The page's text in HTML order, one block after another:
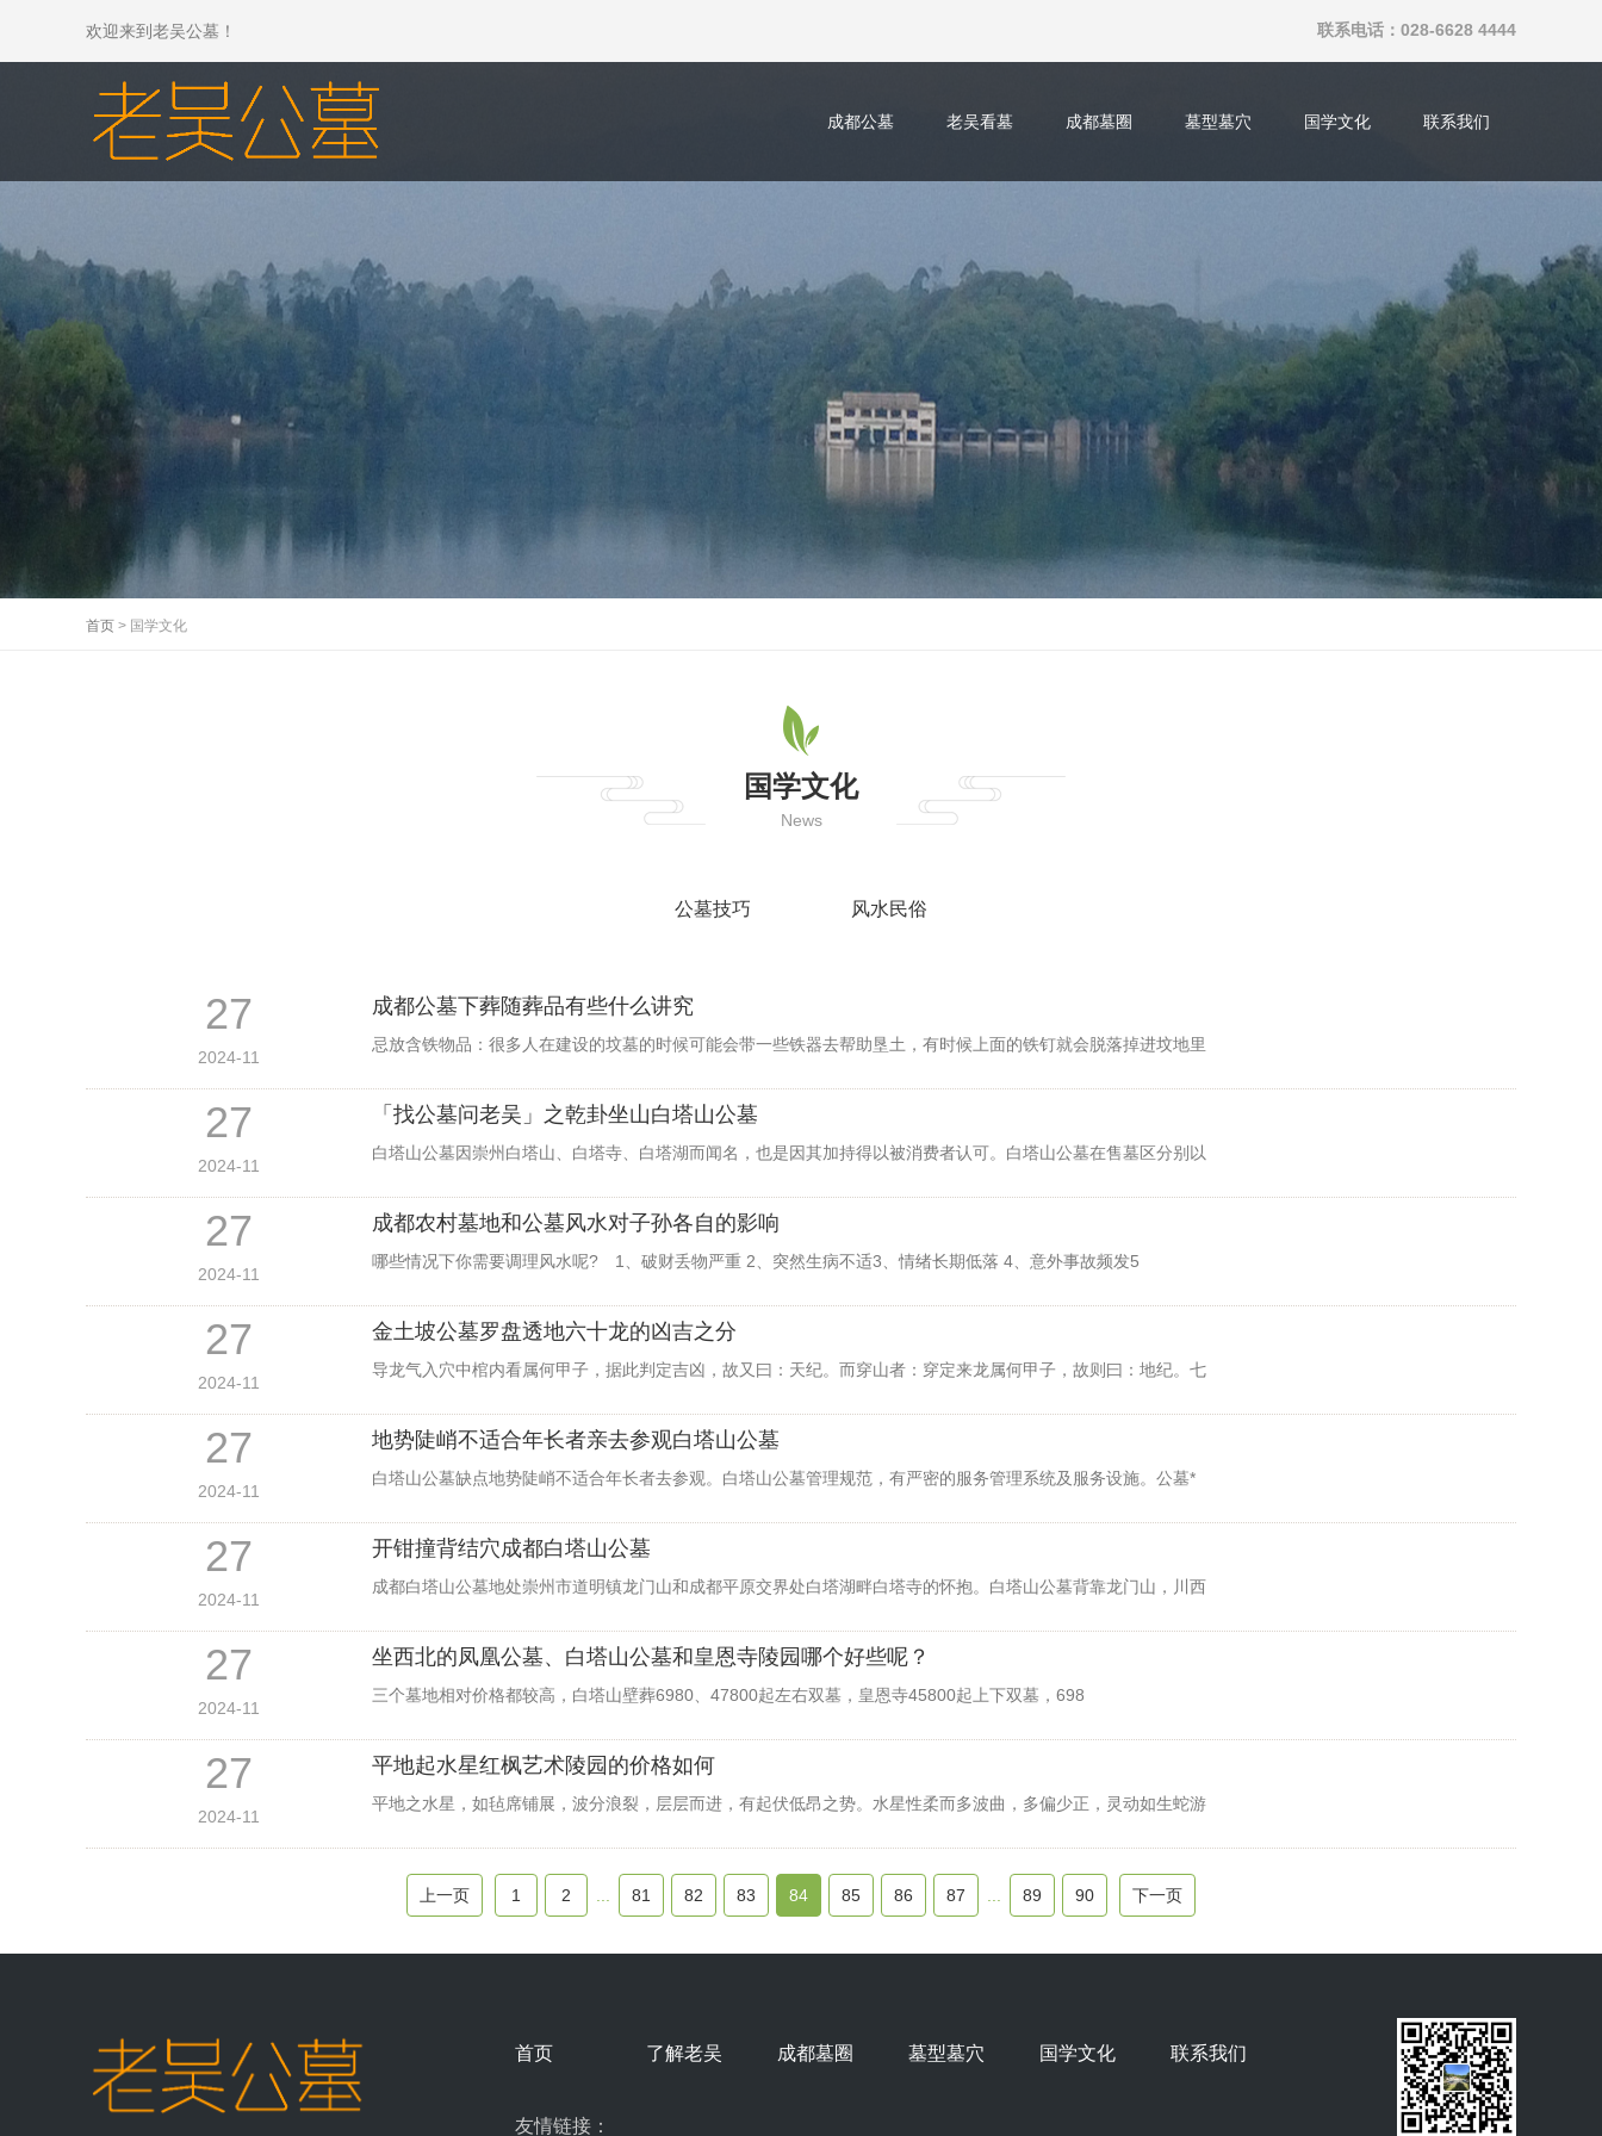
欢迎来到老吴公墓！ 联系电话：028-6628 4444
成都公墓 老吴看墓 成都墓圈 墓型墓穴 国学文化 联系我们
首页 > 国学文化
国学文化
News
公墓技巧 风水民俗
27
2024-11
成都公墓下葬随葬品有些什么讲究
忌放含铁物品：很多人在建设的坟墓的时候可能会带一些铁器去帮助垦土，有时候上面的铁钉就会脱落掉进坟地里
27
2024-11
「找公墓问老吴」之乾卦坐山白塔山公墓
白塔山公墓因崇州白塔山、白塔寺、白塔湖而闻名，也是因其加持得以被消费者认可。白塔山公墓在售墓区分别以
27
2024-11
成都农村墓地和公墓风水对子孙各自的影响
哪些情况下你需要调理风水呢? 1、破财丢物严重 2、突然生病不适3、情绪长期低落 4、意外事故频发5
27
2024-11
金土坡公墓罗盘透地六十龙的凶吉之分
导龙气入穴中棺内看属何甲子，据此判定吉凶，故又曰：天纪。而穿山者：穿定来龙属何甲子，故则曰：地纪。七
27
2024-11
地势陡峭不适合年长者亲去参观白塔山公墓
白塔山公墓缺点地势陡峭不适合年长者去参观。白塔山公墓管理规范，有严密的服务管理系统及服务设施。公墓*
27
2024-11
开钳撞背结穴成都白塔山公墓
成都白塔山公墓地处崇州市道明镇龙门山和成都平原交界处白塔湖畔白塔寺的怀抱。白塔山公墓背靠龙门山，川西
27
2024-11
坐西北的凤凰公墓、白塔山公墓和皇恩寺陵园哪个好些呢？
三个墓地相对价格都较高，白塔山壁葬6980、47800起左右双墓，皇恩寺45800起上下双墓，698
27
2024-11
平地起水星红枫艺术陵园的价格如何
平地之水星，如毡席铺展，波分浪裂，层层而进，有起伏低昂之势。水星性柔而多波曲，多偏少正，灵动如生蛇游
上一页 1 2 81 82 83 84 85 86 87 89 90 下一页
首页 了解老吴 成都墓圈 墓型墓穴 国学文化 联系我们
友情链接：